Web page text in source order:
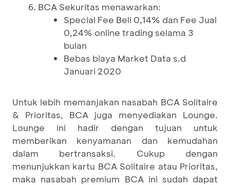
BCA Sekuritas menawarkan:
Special Fee Beli 0,14% dan Fee Jual
0,24% online trading selama 3
bulan
Bebas biaya Market Data s.d
Januari 2020
Untuk lebih memanjakan nasabah BCA Solitaire
& Prioritas, BCA juga menyediakan Lounge.
Lounge ini hadir dengan tujuan untuk
memberikan kenyamanan dan kemudahan
dalam bertransaksi. Cukup dengan
menunjukkan kartu BCA Solitaire atau Prioritas,
maka nasabah premium BCA ini sudah dapat